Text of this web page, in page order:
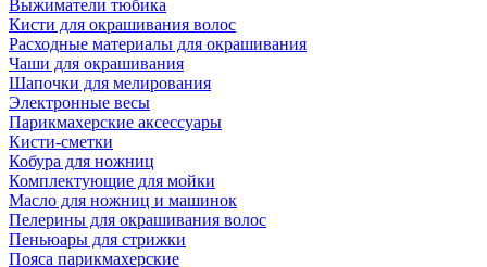
Выжиматели тюбика
Кисти для окрашивания волос
Расходные материалы для окрашивания
Чаши для окрашивания
Шапочки для мелирования
Электронные весы
Парикмахерские аксессуары
Кисти-сметки
Кобура для ножниц
Комплектующие для мойки
Масло для ножниц и машинок
Пелерины для окрашивания волос
Пеньюары для стрижки
Пояса парикмахерские